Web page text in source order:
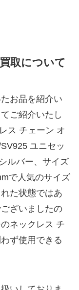
取について
お品を紹介い
ご紹介いたし
ス チェーン オ
ユニセッ
ルバー、サイズ
で人気のサイズ
た状態ではあ
ざいましたの
ネックレス チ
ず使用できる